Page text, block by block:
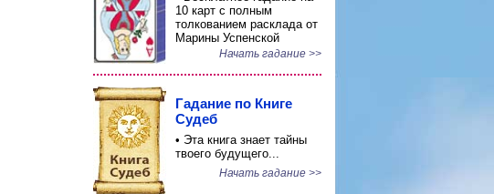
10 карт с полным
толкованием расклада от
Марины Успенской
Начать гадание >>
Гадание по Книге
Судеб
• Эта книга знает тайны
твоего будущего...
Начать гадание >>